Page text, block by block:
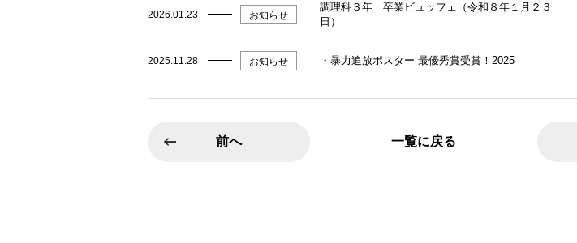
2026.01.23 お知らせ
調理科３年 卒業ビュッフェ（令和８年１月２３
日）
2025.11.28 お知らせ ・暴力追放ポスター 最優秀賞受賞！2025
前へ 一覧に戻る